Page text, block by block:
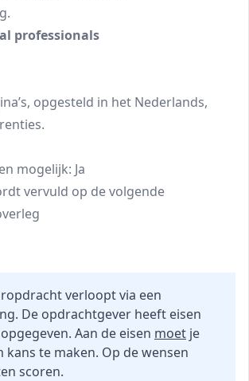
professionals
opgesteld in het Nederlands,
mogelijk: Ja
vervuld op de volgende
verloopt via een
De opdrachtgever heeft eisen
Aan de eisen moet je
kans te maken. Op de wensen
scoren.